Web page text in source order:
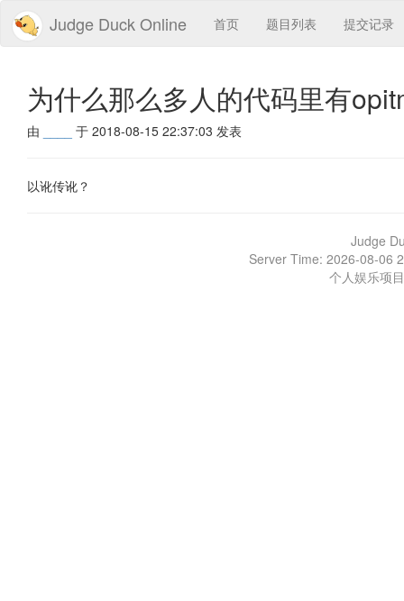
Judge Duck Online 首页 题目列表 提交记录
为什么那么多人的代码里有
由 于 2018-08-15 22:37:03 发表
以讹传讹？
Judge
Server Time: 2026-08-06
个人娱乐项